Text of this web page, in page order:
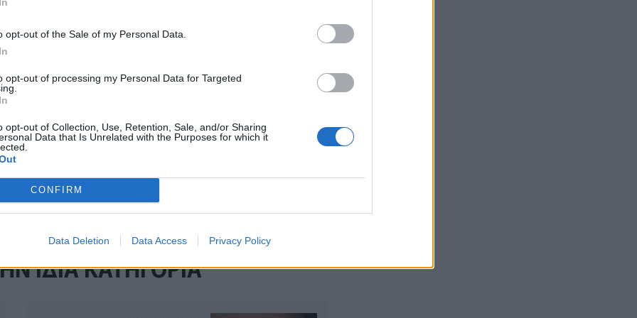
opt-out of the Sale of my Personal Data.
opt-out of processing my Personal Data for Targeted
opt-out of Collection, Use, Retention, Sale, and/or Sharing
Data that Is Unrelated with the Purposes for which it
CONFIRM
Data Deletion Data Access Privacy Policy
Τελευταία τροποποίηση στις 22/05/2026 - 11:46
ΙΔΙΑ ΚΑΤΗΓΟΡΙΑ